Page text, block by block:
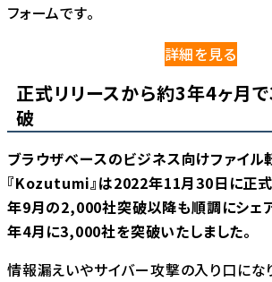
フォームです。
詳細を見る
正式リリースから約3年4ヶ月
破
ブラウザベースのビジネス向けファイル
『Kozutumi』は2022年11月30日に正式
年9月の2,000社突破以降も順調にシェ
年4月に3,000社を突破いたしました。
情報漏えいやサイバー攻撃の入り口にな